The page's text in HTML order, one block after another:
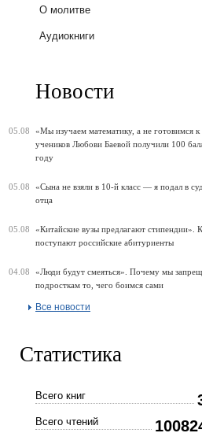
О молитве
Аудиокниги
Новости
05.08
«Мы изучаем математику, а не готовимся
учеников Любови Баевой получили 100
году
05.08
«Сына не взяли в 10-й класс — я подал в
отца
05.08
«Китайские вузы предлагают стипендии».
поступают российские абитуриенты
04.08
«Люди будут смеяться». Почему мы
подросткам то, чего боимся сами
Все новости
Статистика
Всего книг
Всего чтений